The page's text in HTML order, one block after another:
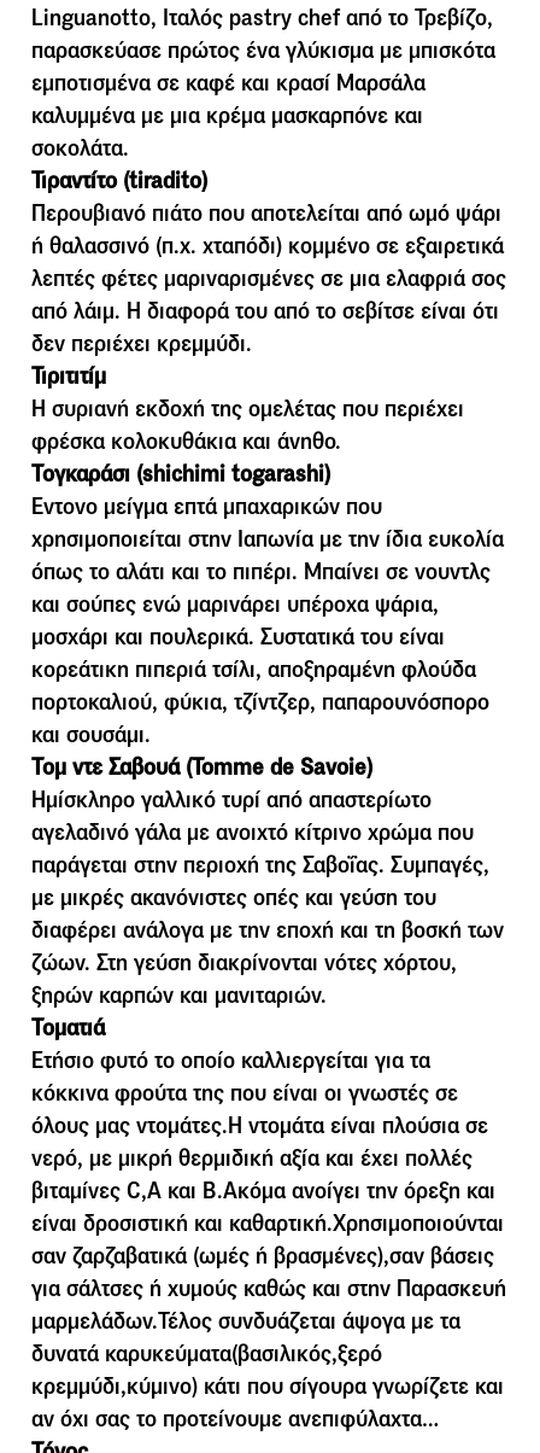
Linguanotto, Ιταλός pastry chef από το Τρεβίζο,
παρασκεύασε πρώτος ένα γλύκισµα µε µπισκότα
εµποτισµένα σε καφέ και κρασί Μαρσάλα
καλυµµένα µε µια κρέµα µασκαρπόνε και
σοκολάτα.
Τιραντίτο (tiradito)
Περουβιανό πιάτο που αποτελείται από ωµό ψάρι
ή θαλασσινό (π.χ. χταπόδι) κοµµένο σε εξαιρετικά
λεπτές φέτες µαριναρισµένες σε µια ελαφριά σος
από λάιµ. Η διαφορά του από το σεβίτσε είναι ότι
δεν περιέχει κρεµµύδι.
Τιριτιτίµ
Η συριανή εκδοχή της οµελέτας που περιέχει
φρέσκα κολοκυθάκια και άνηθο.
Τογκαράσι (shichimi togarashi)
Εντονο µείγµα επτά µπαχαρικών που
χρησιµοποιείται στην Ιαπωνία µε την ίδια ευκολία
όπως το αλάτι και το πιπέρι. Μπαίνει σε νουντλς
και σούπες ενώ µαρινάρει υπέροχα ψάρια,
µοσχάρι και πουλερικά. Συστατικά του είναι
κορεάτικη πιπεριά τσίλι, αποξηραµένη φλούδα
πορτοκαλιού, φύκια, τζίντζερ, παπαρουνόσπορο
και σουσάµι.
Τοµ ντε Σαβουά (Tomme de Savoie)
Ηµίσκληρο γαλλικό τυρί από απαστερίωτο
αγελαδινό γάλα µε ανοιχτό κίτρινο χρώµα που
παράγεται στην περιοχή της Σαβοΐας. Συµπαγές,
µε µικρές ακανόνιστες οπές και γεύση του
διαφέρει ανάλογα µε την εποχή και τη βοσκή των
ζώων. Στη γεύση διακρίνονται νότες χόρτου,
ξηρών καρπών και µανιταριών.
Τοματιά
Ετήσιο φυτό το οποίο καλλιεργείται για τα
κόκκινα φρούτα της που είναι οι γνωστές σε
όλους μας ντομάτες.Η ντομάτα είναι πλούσια σε
νερό, με μικρή θερμιδική αξία και έχει πολλές
βιταμίνες C,Α και Β.Ακόμα ανοίγει την όρεξη και
είναι δροσιστική και καθαρτική.Χρησιμοποιούνται
σαν ζαρζαβατικά (ωμές ή βρασμένες),σαν βάσεις
για σάλτσες ή χυμούς καθώς και στην Παρασκευή
μαρμελάδων.Τέλος συνδυάζεται άψογα με τα
δυνατά καρυκεύματα(βασιλικός,ξερό
κρεμμύδι,κύμινο) κάτι που σίγουρα γνωρίζετε και
αν όχι σας το προτείνουμε ανεπιφύλαχτα…